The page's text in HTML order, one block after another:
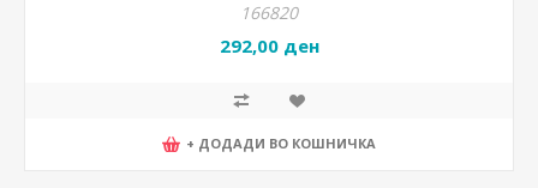
166820
292,00 ден
+ ДОДАДИ ВО КОШНИЧКА